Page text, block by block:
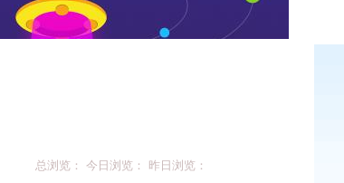
总浏览： 今日浏览： 昨日浏览：